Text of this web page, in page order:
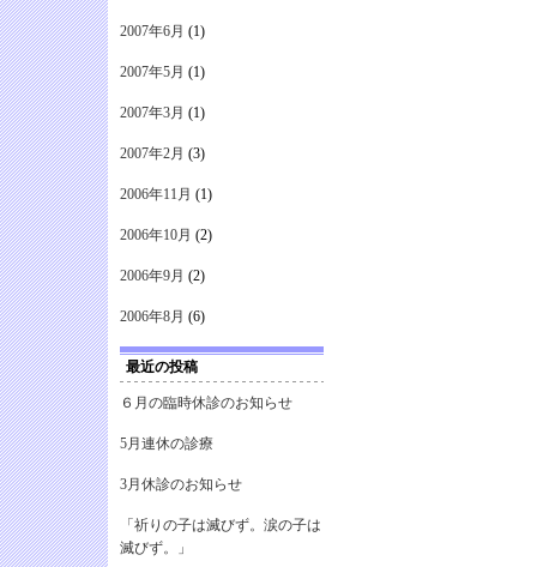
2007年6月 (1)
2007年5月 (1)
2007年3月 (1)
2007年2月 (3)
2006年11月 (1)
2006年10月 (2)
2006年9月 (2)
2006年8月 (6)
最近の投稿
６月の臨時休診のお知らせ
5月連休の診療
3月休診のお知らせ
「祈りの子は滅びず。涙の子は
滅びず。」